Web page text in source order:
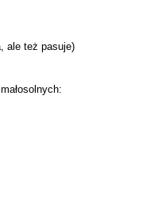
ale też pasuje)